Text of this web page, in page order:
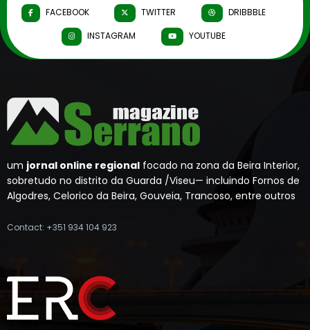
FACEBOOK TWITTER
DRIBBBLE
INSTAGRAM
YOUTUBE
um jornal online regional focado na zona da Beira Interior,
sobretudo no distrito da Guarda /Viseu— incluindo Fornos de
Algodres, Celorico da Beira, Gouveia, Trancoso, entre outros
Contact: +351 934 104 923